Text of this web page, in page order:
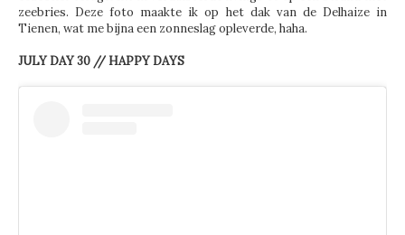
zeebries. Deze foto maakte ik op het dak van de Delhaize in
Tienen, wat me bijna een zonneslag opleverde, haha.
JULY DAY 30 // HAPPY DAYS